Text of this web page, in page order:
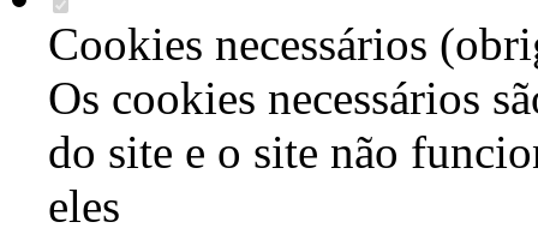
Cookies necessários
Os cookies necessários
do site e o site não
eles